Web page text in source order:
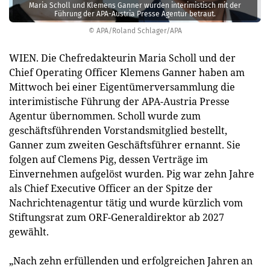
© APA/Roland Schlager/APA
Maria Scholl und Klemens Ganner wurden interimistisch mit der
Führung der APA-Austria Presse Agentur betraut.
WIEN. Die Chefredakteurin Maria Scholl und der
Chief Operating Officer Klemens Ganner haben am
Mittwoch bei einer Eigentümerversammlung die
interimistische Führung der APA-Austria Presse
Agentur übernommen. Scholl wurde zum
geschäftsführenden Vorstandsmitglied bestellt,
Ganner zum zweiten Geschäftsführer ernannt. Sie
folgen auf Clemens Pig, dessen Verträge im
Einvernehmen aufgelöst wurden. Pig war zehn Jahre
als Chief Executive Officer an der Spitze der
Nachrichtenagentur tätig und wurde kürzlich vom
Stiftungsrat zum ORF-Generaldirektor ab 2027
gewählt.
„Nach zehn erfüllenden und erfolgreichen Jahren an